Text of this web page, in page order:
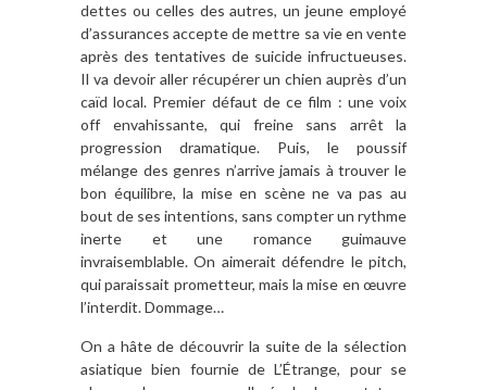
dettes ou celles des autres, un jeune employé
d’assurances accepte de mettre sa vie en vente
après des tentatives de suicide infructueuses.
Il va devoir aller récupérer un chien auprès d’un
caïd local. Premier défaut de ce film : une voix
off envahissante, qui freine sans arrêt la
progression dramatique. Puis, le poussif
mélange des genres n’arrive jamais à trouver le
bon équilibre, la mise en scène ne va pas au
bout de ses intentions, sans compter un rythme
inerte et une romance guimauve
invraisemblable. On aimerait défendre le pitch,
qui paraissait prometteur, mais la mise en œuvre
l’interdit. Dommage…
On a hâte de découvrir la suite de la sélection
asiatique bien fournie de L’Étrange, pour se